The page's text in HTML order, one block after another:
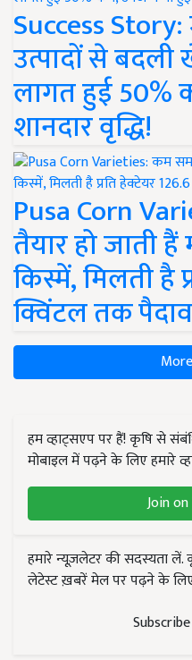
Success
उत्पादों से बदली
लागत हुई 50%
शानदार वृद्धि!
Pusa Corn
तैयार हो जाती
किस्में, मिलती है
क्विंटल तक
हम व्हाट्सएप पर हैं! कृषि से
मोबाइल में पढ़ने के लिए हमारे
Join
हमारे न्यूज़लेटर की सदस्यता
लेटेस्ट ख़बरें मेल पर पढ़ने के